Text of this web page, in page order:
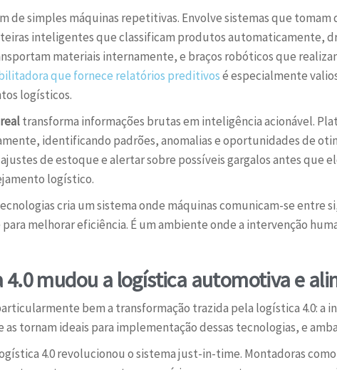
de simples máquinas repetitivas. Envolve sistemas que tomam
inteligentes que classificam produtos automaticamente,
materiais internamente, e braços robóticos que
que fornece relatórios preditivosé especialmente
logísticos.
transforma informações brutas em inteligência acionável.
identificando padrões, anomalias e oportunidades de
de estoque e alertar sobre possíveis gargalos antes que
logístico.
cria um sistema onde máquinas comunicam-se entre
melhorar eficiência. É um ambiente onde a intervenção
4.0 mudou a logística automotiva e
bem a transformação trazida pela logística 4.0: a
tornam ideais para implementação dessas tecnologias, e
4.0 revolucionou o sistema just-in-time. Montadoras